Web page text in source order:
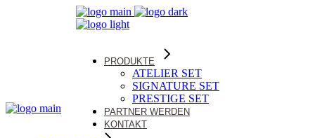
PRODUKTE
ATELIER SET
SIGNATURE SET
PRESTIGE SET
PARTNER WERDEN
KONTAKT